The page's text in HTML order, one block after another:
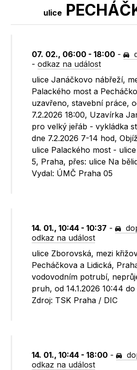
ulice
07. 02., 06:00 - 18:00 -
-odkaz na událost
ulice Janáčkovo nábřeží,
Palackého most a
uzavřeno, stavební práce,
7.2.2026 18:00, Uzavírka
pro velký jeřáb - vykládka
dne 7.2.2026 7-14 hod,
ulice Palackého most -
5, Praha, přes: ulice Na
Vydal: ÚMČ Praha 05
14. 01., 10:44 - 10:37 -
odkaz na událost
ulice Zborovská, mezi
Pecháčkova a Lidická,
vodovodním potrubí,
pruh, od 14.1.2026 10:44 do
Zdroj: TSK Praha / DIC
14. 01., 10:44 - 18:00 -
odkaz na událost